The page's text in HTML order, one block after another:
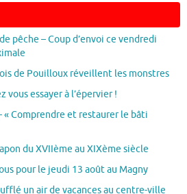
pêche – Coup d’envoi ce vendredi
de Pouilloux réveillent les monstres
vous essayer à l’épervier !
« Comprendre et restaurer le bâti
du XVIIème au XIXème siècle
pour le jeudi 13 août au Magny
un air de vacances au centre-ville